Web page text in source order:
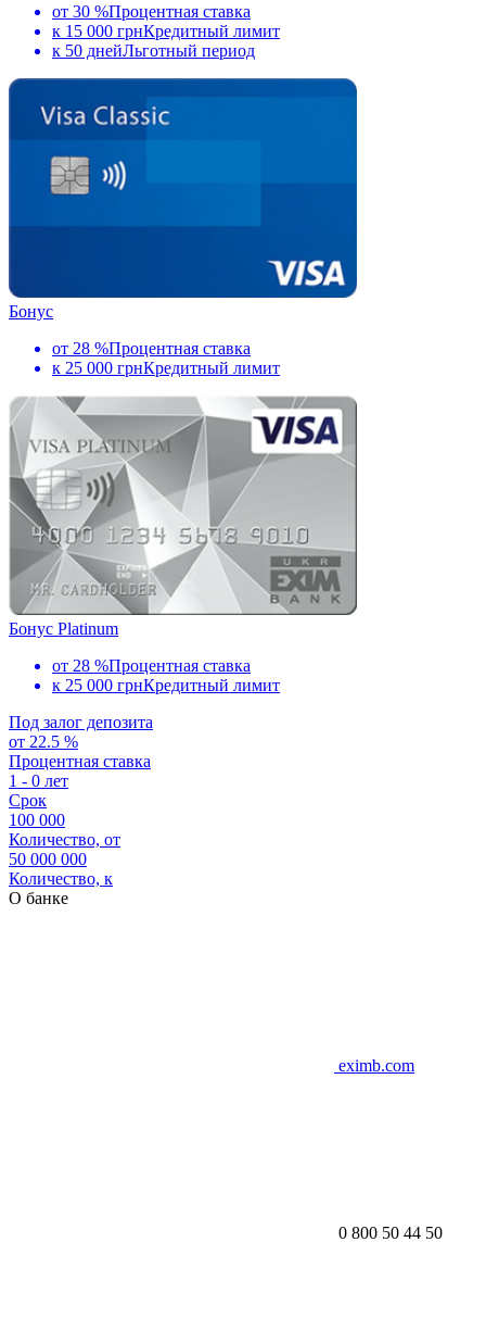
от 30 %Процентная ставка
к 15 000 грнКредитный лимит
к 50 днейЛьготный период
Бонус
от 28 %Процентная ставка
к 25 000 грнКредитный лимит
Бонус Platinum
от 28 %Процентная ставка
к 25 000 грнКредитный лимит
Под залог депозита
от 22.5 %
Процентная ставка
1 - 0 лет
Срок
100 000
Количество, от
50 000 000
Количество, к
О банке
eximb.com
0 800 50 44 50